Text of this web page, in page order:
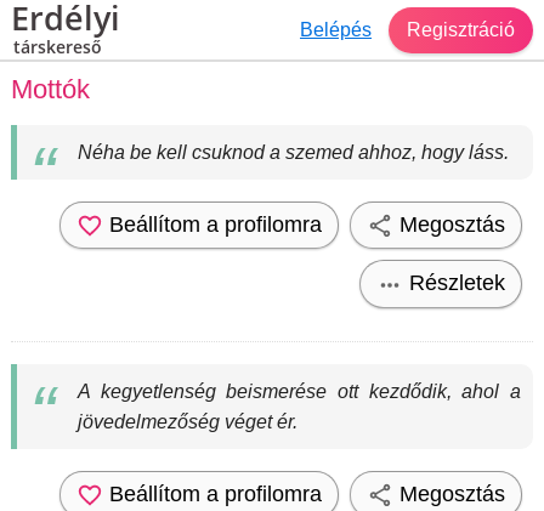
Erdélyi
társkereső
Belépés Regisztráció
Mottók
Néha be kell csuknod a szemed ahhoz, hogy láss.
Beállítom a profilomra Megosztás
Részletek
A kegyetlenség beismerése ott kezdődik, ahol a
jövedelmezőség véget ér.
Beállítom a profilomra Megosztás